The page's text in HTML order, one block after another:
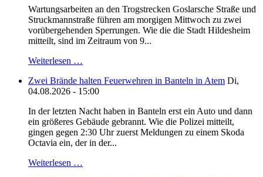
Wartungsarbeiten an den Trogstrecken Goslarsche Straße und
Struckmannstraße führen am morgigen Mittwoch zu zwei
vorübergehenden Sperrungen. Wie die die Stadt Hildesheim
mitteilt, sind im Zeitraum von 9...
Weiterlesen …
Zwei Brände halten Feuerwehren in Banteln in Atem Di,
04.08.2026 - 15:00
In der letzten Nacht haben in Banteln erst ein Auto und dann
ein größeres Gebäude gebrannt. Wie die Polizei mitteilt,
gingen gegen 2:30 Uhr zuerst Meldungen zu einem Skoda
Octavia ein, der in der...
Weiterlesen …